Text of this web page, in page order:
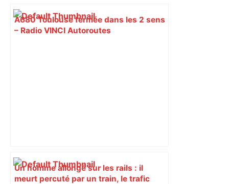
A680 Toulouse fermée dans les 2 sens
– Radio VINCI Autoroutes
Un homme allongé sur les rails : il
meurt percuté par un train, le trafic